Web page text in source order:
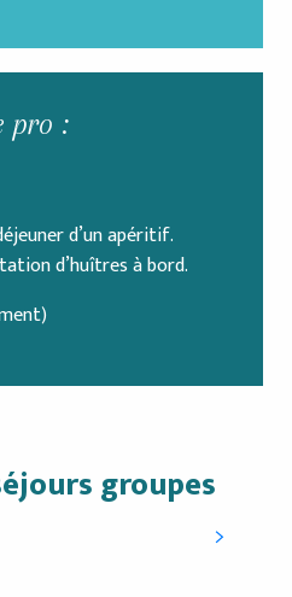
pro :
d’un apéritif.
d’huîtres à bord.
groupes